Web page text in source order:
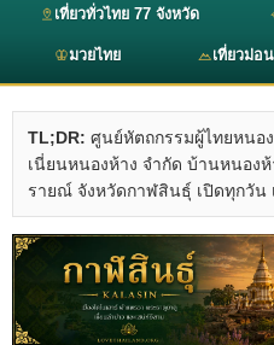
เที่ยวทั่วไทย 77 จังหวัด
มวยไทย เที่ยวม่อ
TL;DR: ศูนย์หัตถกรรมผู้ไทยหนอ
เนี่ยนหนองห้าง จำกัด บ้านหนอง
รายณ์ จังหวัดกาฬสินธุ์ เปิดทุกวัน